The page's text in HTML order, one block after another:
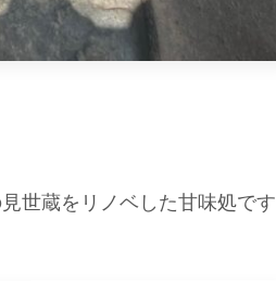
世蔵をリノベした甘味処です